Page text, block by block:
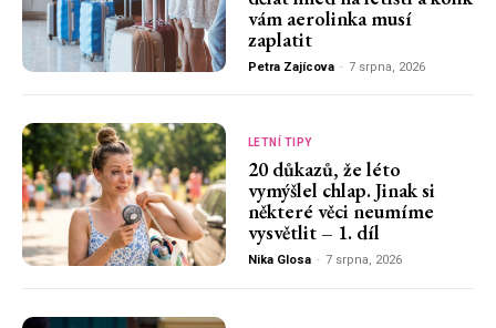
vám aerolinka musí
zaplatit
Petra Zajícova - 7 srpna, 2026
LETNÍ TIPY
20 důkazů, že léto
vymýšlel chlap. Jinak si
některé věci neumíme
vysvětlit – 1. díl
Nika Glosa - 7 srpna, 2026